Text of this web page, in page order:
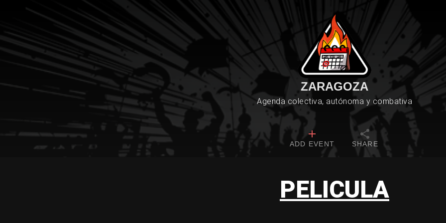
ZARAGOZA
Agenda colectiva, autónoma y combativa
ADD EVENT SHARE
PELICULA